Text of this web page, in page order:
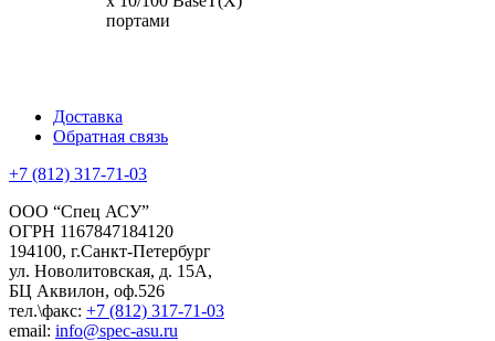
портами
Доставка
Обратная связь
+7 (812) 317-71-03
ООО “Спец АСУ”
ОГРН 1167847184120
194100, г.Санкт-Петербург
ул. Новолитовская, д. 15А,
БЦ Аквилон, оф.526
тел.\факс: +7 (812) 317-71-03
email: info@spec-asu.ru